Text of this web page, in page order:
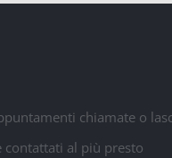
chiamate o
contattati al più presto